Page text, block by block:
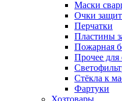
Маски
Очки
Перчатки
Пластины
Пожарная
Прочее для
Стёкла к
Фартуки
Хозтовары